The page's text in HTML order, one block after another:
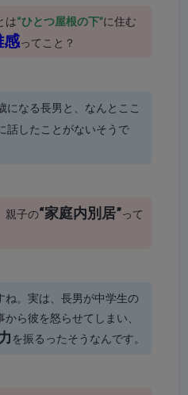
は“ひとつ屋根の下”に住む
感ってこと？
になる長男と、なんとここ
話したことがないそうで
親子の“家庭内別居”って
ね。実は、長男が中学生の
ら彼を怒らせてしまい、
を振るったそうなんです。